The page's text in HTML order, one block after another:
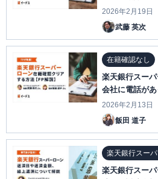
2026年2月19日
武藤 英次
在籍確認なし
楽天銀行スー
会社に電話が
2026年2月13日
飯田 道子
楽天銀行スー
楽天銀行スー